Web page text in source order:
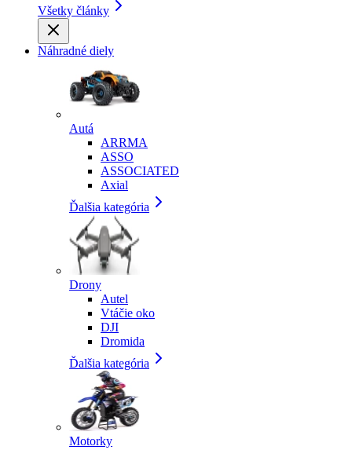
Všetky články
Náhradné diely
Autá
ARRMA
ASSO
ASSOCIATED
Axial
Ďalšia kategória
Drony
Autel
Vtáčie oko
DJI
Dromida
Ďalšia kategória
Motorky